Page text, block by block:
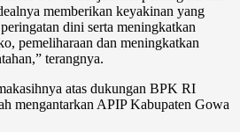
memberikan keyakinan yang
dini serta meningkatkan
pemeliharaan dan meningkatkan
terangnya.
atas dukungan BPK RI
mengantarkan APIP Kabupaten Gowa